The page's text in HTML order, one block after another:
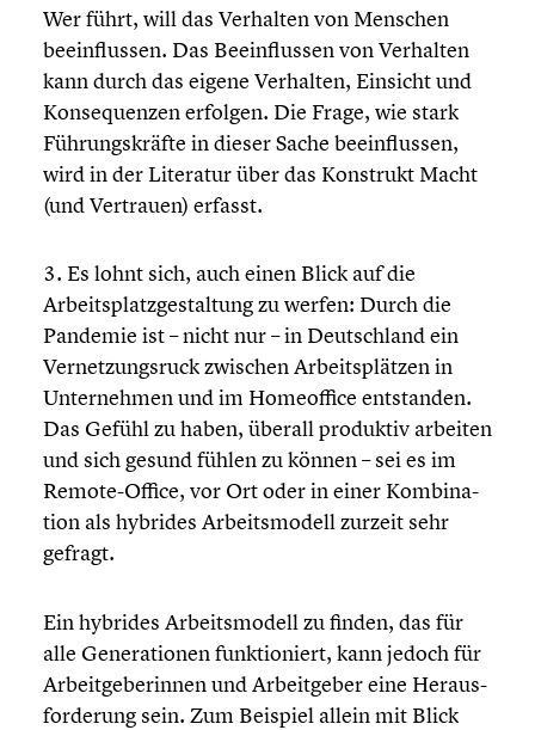
Wer führt, will das Verhalten von Menschen
beein­flus­sen. Das Beein­flus­sen von Verhalten
kann durch das eigene Verhalten, Einsicht und
Konse­quen­zen erfolgen. Die Frage, wie stark
Führungs­kräfte in dieser Sache beein­flus­sen,
wird in der Literatur über das Konstrukt Macht
(und Vertrauen) erfasst.
3. Es lohnt sich, auch einen Blick auf die
Arbeits­platz­ge­stal­tung zu werfen: Durch die
Pandemie ist – nicht nur – in Deutsch­land ein
Vernet­zungs­ruck zwischen Arbeits­plät­zen in
Unter­neh­men und im Homeof­fice entstan­den.
Das Gefühl zu haben, überall produktiv arbeiten
und sich gesund fühlen zu können – sei es im
Remote-Office, vor Ort oder in einer Kombi­na­
tion als hybrides Arbeits­mo­dell zurzeit sehr
gefragt.
Ein hybrides Arbeits­mo­dell zu finden, das für
alle Genera­tio­nen funktio­niert, kann jedoch für
Arbeit­ge­be­rin­nen und Arbeit­ge­ber eine Heraus­
for­de­rung sein. Zum Beispiel allein mit Blick